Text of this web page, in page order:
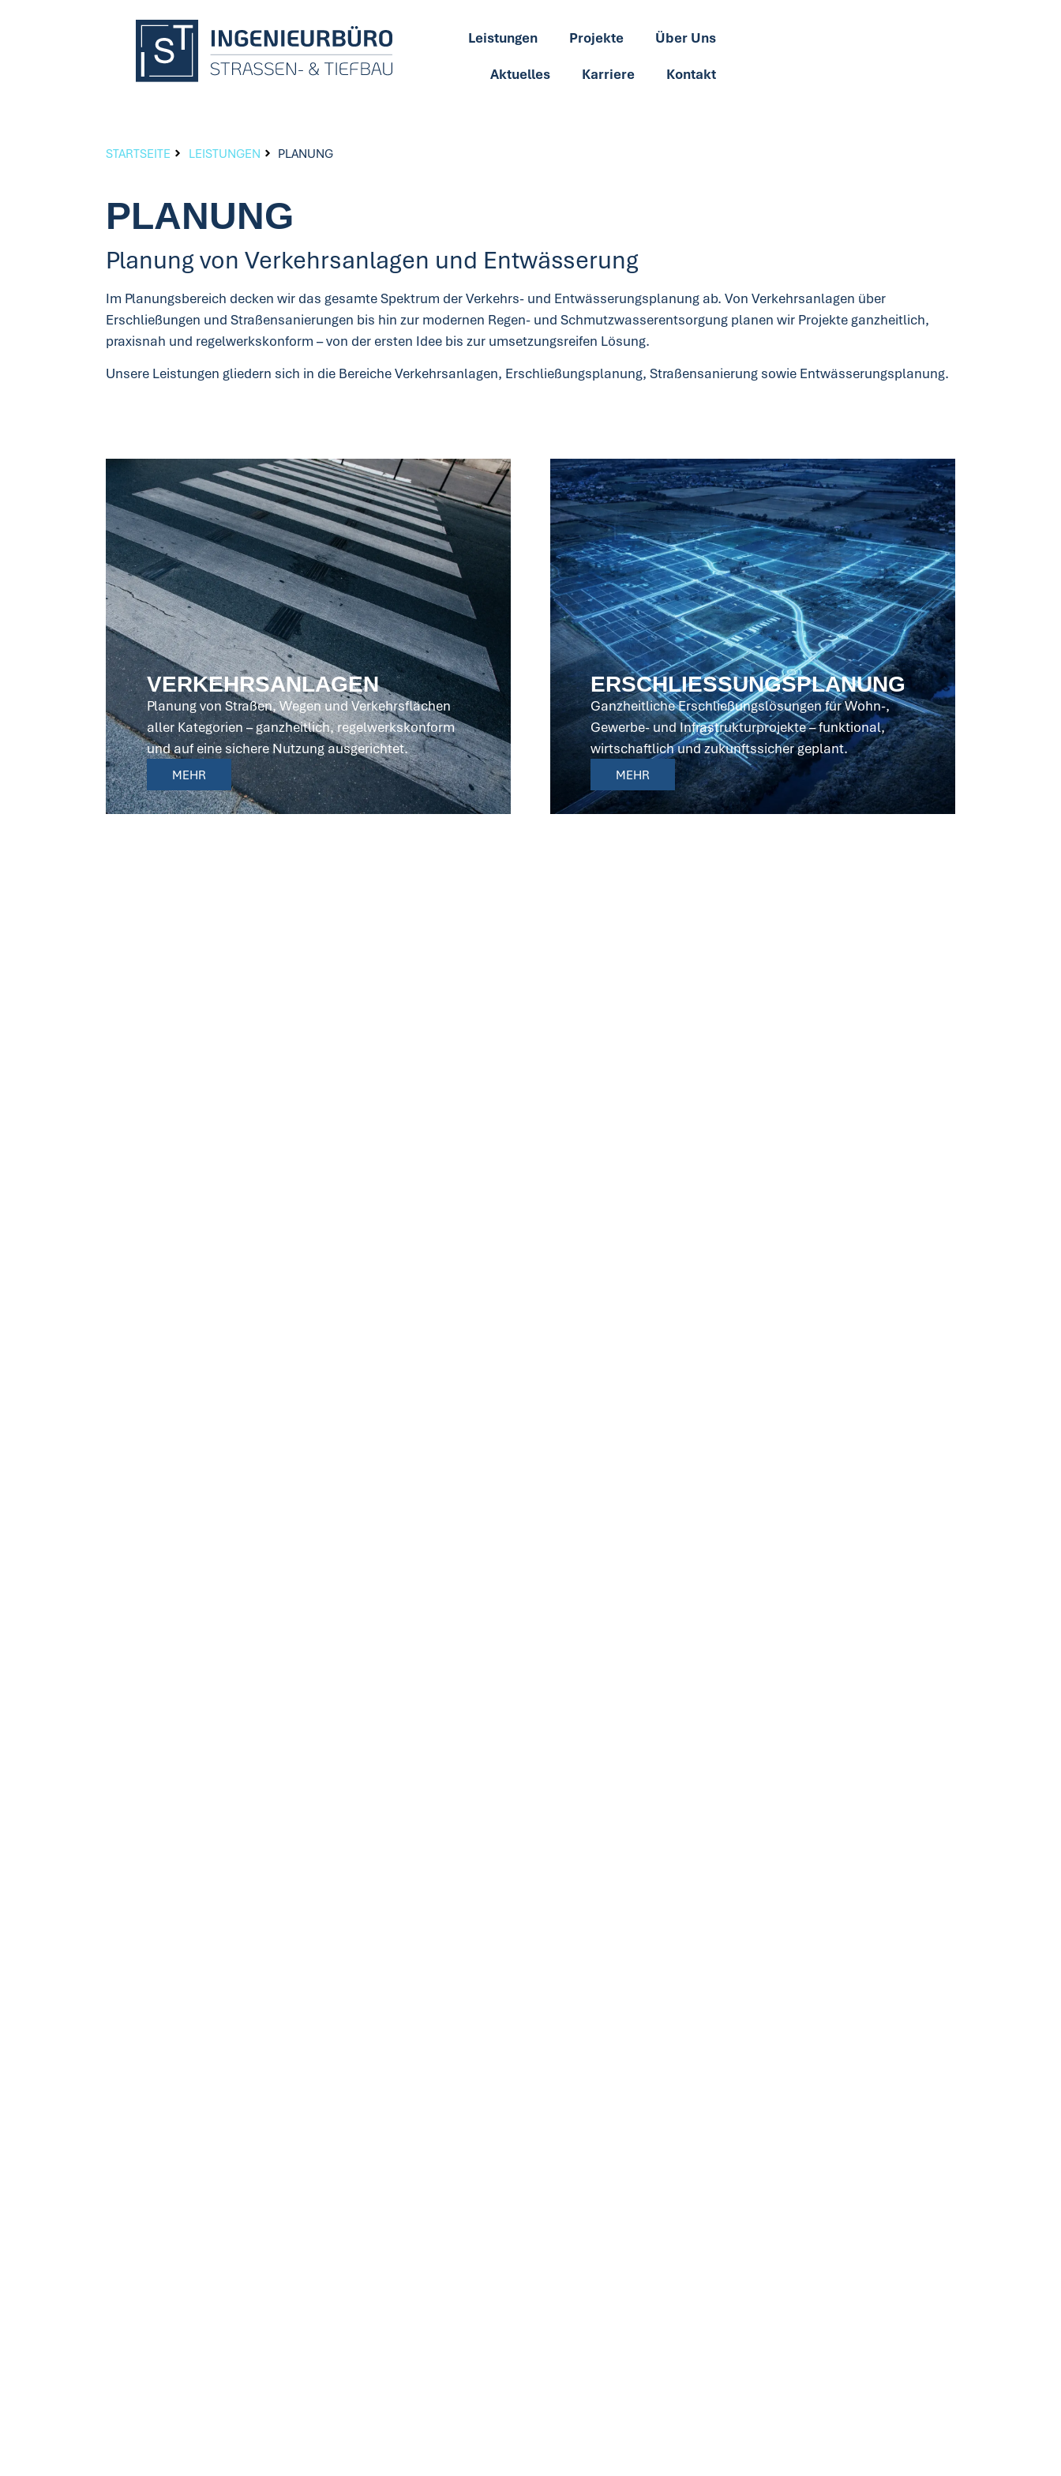
Leistungen Projekte
Über Uns
Aktuelles
Karriere Kontakt
STARTSEITE LEISTUNGEN PLANUNG
PLANUNG
Planung von Verkehrsanlagen und Entwässerung
Im Planungsbereich decken wir das gesamte Spektrum der Verkehrs- und Entwässerungsplanung ab. Von Verkehrsanlagen über
Erschließungen und Straßensanierungen bis hin zur modernen Regen- und Schmutzwasserentsorgung planen wir Projekte ganzheitlich,
praxisnah und regelwerkskonform – von der ersten Idee bis zur umsetzungsreifen Lösung.
Unsere Leistungen gliedern sich in die Bereiche Verkehrsanlagen, Erschließungsplanung, Straßensanierung sowie Entwässerungsplanung.
VERKEHRSANLAGEN
Planung von Straßen, Wegen und Verkehrsflächen
aller Kategorien – ganzheitlich, regelwerkskonform
und auf eine sichere Nutzung ausgerichtet.
MEHR
ERSCHLIESSUNGSPLANUNG
Ganzheitliche Erschließungslösungen für Wohn-,
Gewerbe- und Infrastrukturprojekte – funktional,
wirtschaftlich und zukunftssicher geplant.
MEHR